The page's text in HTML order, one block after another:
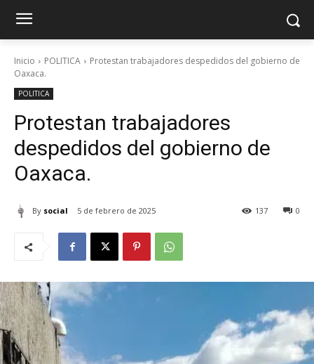
Inicio POLITICA
Protestan trabajadores despedidos del gobierno de
Oaxaca.
POLITICA
Protestan trabajadores
despedidos del gobierno de
Oaxaca.
By social 5 de febrero de 2025 0
137